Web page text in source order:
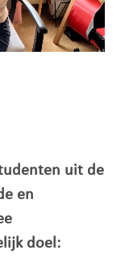
uit de
en
doel: